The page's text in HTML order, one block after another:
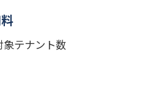
テナント数